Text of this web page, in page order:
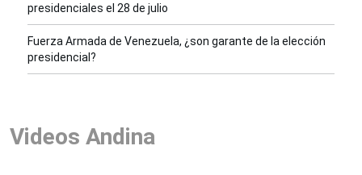
presidenciales el 28 de julio
Fuerza Armada de Venezuela, ¿son garante de la elección
presidencial?
Videos Andina